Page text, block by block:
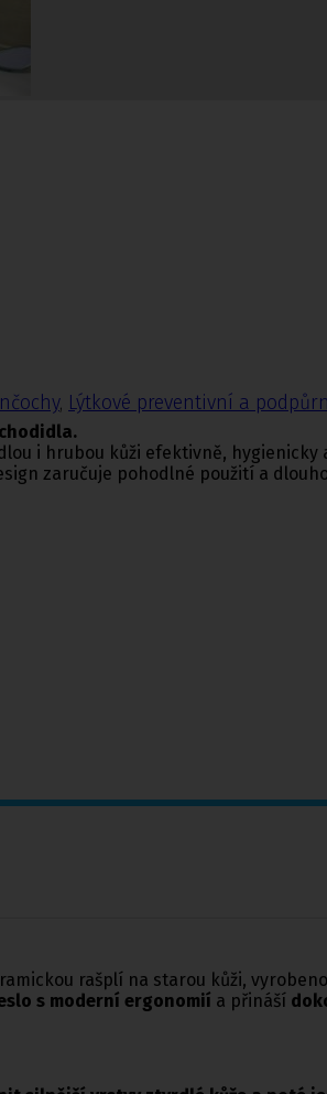
, Lýtkové preventivní a
i hrubou kůži efektivně, hygienicky
zaručuje pohodlné použití a
rašplí na starou kůži,
s moderní ergonomií a přináší